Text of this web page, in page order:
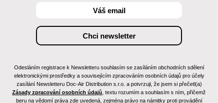
Odesláním registrace k Newsletteru souhlasím se zasíláním obchodních sdělení
elektronickými prostředky a souvisejícím zpracováním osobních údajů pro účely
zasílání Newsletteru Doc-Air Distribution s.r.o. a potvrzuji, že jsem si přečetl(a)
Zásady zpracování osobních údajů , textu rozumím a souhlasím s ním, přičemž
beru na vědomí práva zde uvedená, zejména právo na námitky proti provádění